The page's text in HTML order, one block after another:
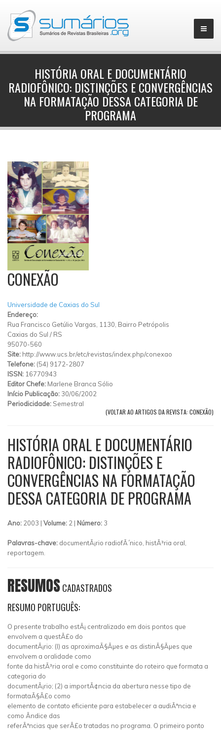
▼
HISTÓRIA ORAL E DOCUMENTÁRIO
RADIOFÔNICO: DISTINÇÕES E CONVERGÊNCIAS
NA FORMATAÇÃO DESSA CATEGORIA DE
PROGRAMA
CONEXÃO
Universidade de Caxias do Sul
Endereço:
Rua Francisco Getúlio Vargas, 1130, Bairro Petrópolis
Caxias do Sul / RS
95070-560
Site: http://www.ucs.br/etc/revistas/index.php/conexao
Telefone: (54) 9172-2807
ISSN: 16770943
Editor Chefe: Marlene Branca Sólio
Início Publicação: 30/06/2002
Periodicidade: Semestral
(VOLTAR AO ARTIGOS DA REVISTA: CONEXÃO)
HISTÓRIA ORAL E DOCUMENTÁRIO
RADIOFÔNICO: DISTINÇÕES E
CONVERGÊNCIAS NA FORMATAÇÃO
DESSA CATEGORIA DE PROGRAMA
Ano: 2003 | Volume: 2 | Número: 3
Palavras-chave: documentÃ¡rio radiofÃ´nico, histÃ³ria oral,
reportagem.
RESUMOSCADASTRADOS
RESUMO PORTUGUÊS:
O presente trabalho estÃ¡ centralizado em dois pontos que
envolvem a questÃ£o do
documentÃ¡rio: (l) as aproximaÃ§Ãµes e as distinÃ§Ãµes que
envolvem a oralidade como
fonte da histÃ³ria oral e como constituinte do roteiro que formata a
categoria do
documentÃ¡rio; (2) a importÃ¢ncia da abertura nesse tipo de
formataÃ§Ã£o como
elemento de contato eficiente para estabelecer a audiÃªncia e
como Ã­ndice das
referÃªncias que serÃ£o tratadas no programa. O primeiro ponto